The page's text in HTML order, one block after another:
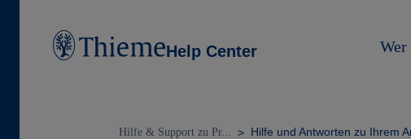
Help Center
Hilfe & Support zu Pr... Hilfe und Antworten zu Ihrem